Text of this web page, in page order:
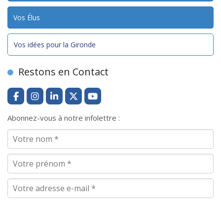
Vos Élus
Vos idées pour la Gironde
Restons en Contact
Abonnez-vous à notre infolettre :